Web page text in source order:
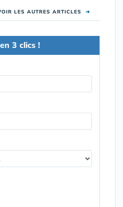
LES AUTRES ARTICLES ➜
3 clics !